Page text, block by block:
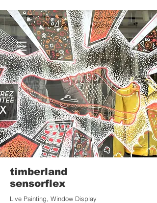
timberland
sensorflex
Live Painting, Window Display